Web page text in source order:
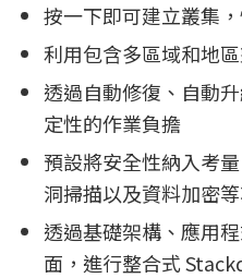
按一下即可建立叢集
利用包含多區域和地
透過自動修復、自動
定性的作業負擔
預設將安全性納入考
洞掃描以及資料加密
透過基礎架構、應用
面，進行整合式